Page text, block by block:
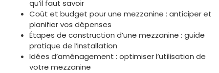
qu’il faut savoir
Coût et budget pour une mezzanine : anticiper et
planifier vos dépenses
Étapes de construction d’une mezzanine : guide
pratique de l’installation
Idées d’aménagement : optimiser l’utilisation de
votre mezzanine